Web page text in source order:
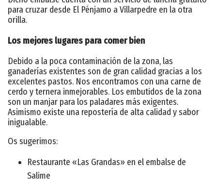
para cruzar desde El Pénjamo a Villarpedre en la otra
orilla.
Los mejores lugares para comer bien
Debido a la poca contaminación de la zona, las
ganaderías existentes son de gran calidad gracias a los
excelentes pastos. Nos encontramos con una carne de
cerdo y ternera inmejorables. Los embutidos de la zona
son un manjar para los paladares más exigentes.
Asimismo existe una repostería de alta calidad y sabor
inigualable.
Os sugerimos:
Restaurante «Las Grandas» en el embalse de
Salime